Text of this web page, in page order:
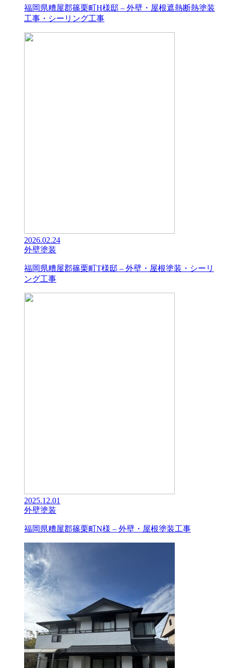
福岡県糟屋郡篠栗町H様邸 – 外壁・屋根遮熱断熱塗装
工事・シーリング工事
2026.02.24
外壁塗装
福岡県糟屋郡篠栗町T様邸 – 外壁・屋根塗装・シーリ
ング工事
2025.12.01
外壁塗装
福岡県糟屋郡篠栗町N様 – 外壁・屋根塗装工事